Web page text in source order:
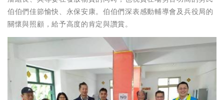
伯伯們佳節愉快、永保安康。伯伯們深表感動輔導會及兵役局的
關懷與照顧，給予高度的肯定與讚賞。